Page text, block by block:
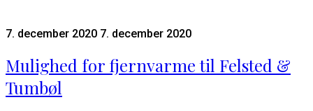
7. december 2020 7. december 2020
Mulighed for fjernvarme til Felsted &
Tumbøl